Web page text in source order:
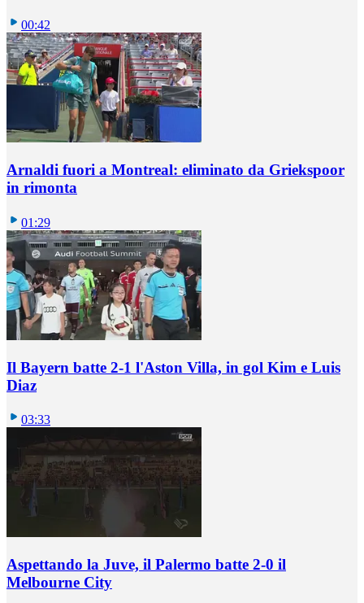
00:42
Arnaldi fuori a Montreal: eliminato da Griekspoor
in rimonta
01:29
Il Bayern batte 2-1 l'Aston Villa, in gol Kim e Luis
Diaz
03:33
Aspettando la Juve, il Palermo batte 2-0 il
Melbourne City